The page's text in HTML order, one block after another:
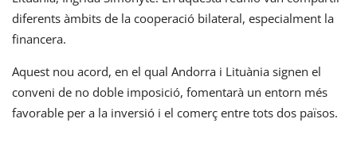
diferents àmbits de la cooperació bilateral, especialment la
financera.
Aquest nou acord, en el qual Andorra i Lituània signen el
conveni de no doble imposició, fomentarà un entorn més
favorable per a la inversió i el comerç entre tots dos països.